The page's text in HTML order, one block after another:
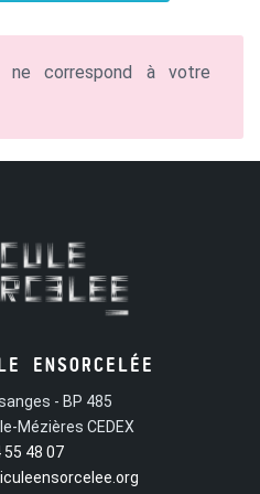
ne correspond à votre
ENSORCELÉE
- BP 485
Mézières CEDEX
55 48 07